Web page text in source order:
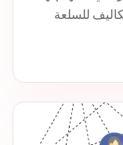
للسلعة